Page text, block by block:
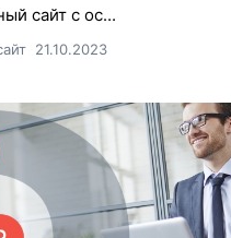
сайт с ос...
21.10.2023